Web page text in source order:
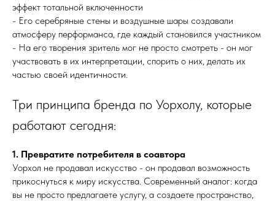
эффект тотальной включенности
- Его серебряные стены и воздушные шары создавали
атмосферу перформанса, где каждый становился участником
- На его творения зритель мог не просто смотреть - он мог
участвовать в их интерпретации, спорить о них, делать их
частью своей идентичности.
Три принципа бренда по Уорхолу, которые
работают сегодня:
1. Превратите потребителя в соавтора
Уорхол не продавал искусство - он продавал возможность
прикоснуться к миру искусства. Современный аналог: когда
вы не просто предлагаете услугу, а создаете пространство,